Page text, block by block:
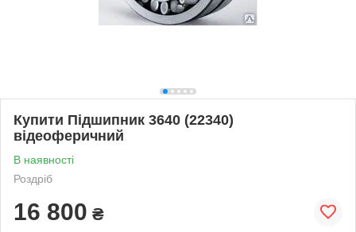
Купити Підшипник 3640 (22340)
відеоферичний
В наявності
Роздріб
16 800 ₴